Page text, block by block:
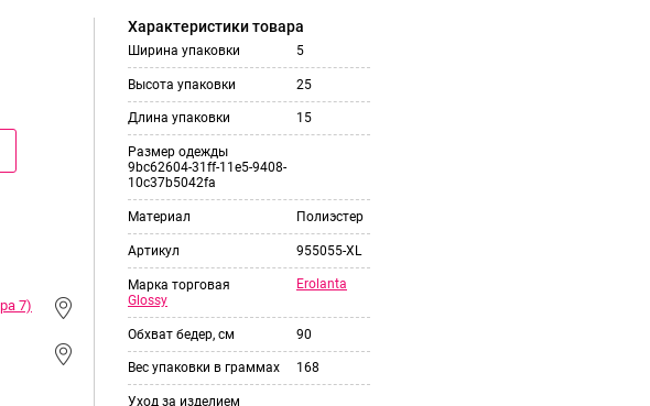
7)
Характеристики товара
Ширина упаковки 5
Высота упаковки 25
Длина упаковки 15
Размер одежды
9bc62604-31ff-11e5-9408-
10c37b5042fa
Материал Полиэстер
Артикул 955055-XL
Марка торговая
Erolanta
Glossy
Обхват бедер, см 90
Вес упаковки в граммах 168
Уход за изделием